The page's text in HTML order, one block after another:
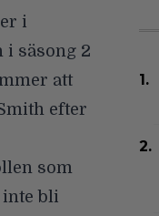
i
säsong 2
att
efter
som
inte bli